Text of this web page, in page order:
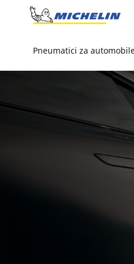
Go to page content
Pneumatici za